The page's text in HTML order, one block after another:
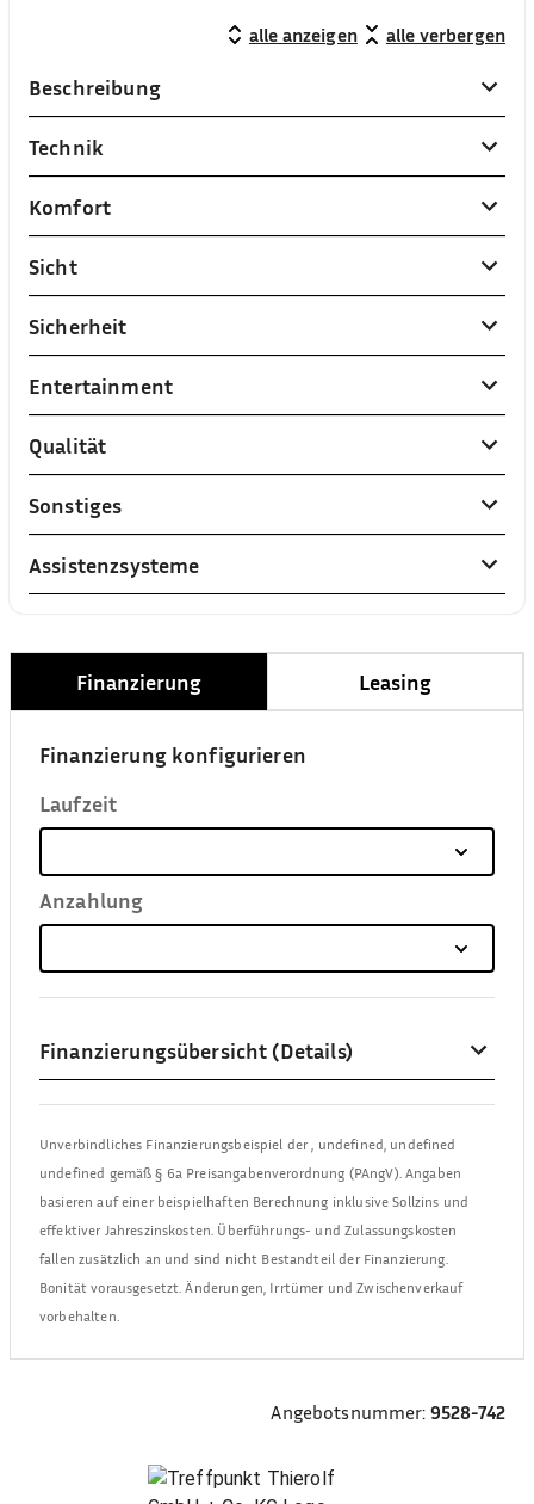
alle anzeigen alle verbergen
Beschreibung
Technik
Komfort
Sicht
Sicherheit
Entertainment
Qualität
Sonstiges
Assistenzsysteme
Finanzierung Leasing
Finanzierung konfigurieren
Laufzeit
Anzahlung
Finanzierungsübersicht (Details)
Unverbindliches Finanzierungsbeispiel der
undefined, undefined
undefined gemäß § 6a Preisangabenverordnung (PAngV). Angaben
basieren auf einer beispielhaften Berechnung inklusive Sollzins und
effektiver Jahreszinskosten. Überführungs- und Zulassungskosten
fallen zusätzlich an und sind nicht Bestandteil der Finanzierung.
Bonität vorausgesetzt. Änderungen, Irrtümer und Zwischenverkauf
vorbehalten.
Angebotsnummer: 9528-742